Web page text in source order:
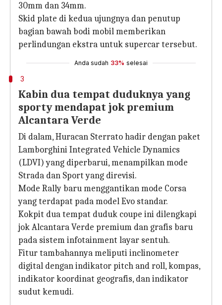
30mm dan 34mm.
Skid plate di kedua ujungnya dan penutup
bagian bawah bodi mobil memberikan
perlindungan ekstra untuk supercar tersebut.
Anda sudah 33% selesai
3
Kabin dua tempat duduknya yang
sporty mendapat jok premium
Alcantara Verde
Di dalam, Huracan Sterrato hadir dengan paket
Lamborghini Integrated Vehicle Dynamics
(LDVI) yang diperbarui, menampilkan mode
Strada dan Sport yang direvisi.
Mode Rally baru menggantikan mode Corsa
yang terdapat pada model Evo standar.
Kokpit dua tempat duduk coupe ini dilengkapi
jok Alcantara Verde premium dan grafis baru
pada sistem infotainment layar sentuh.
Fitur tambahannya meliputi inclinometer
digital dengan indikator pitch and roll, kompas,
indikator koordinat geografis, dan indikator
sudut kemudi.